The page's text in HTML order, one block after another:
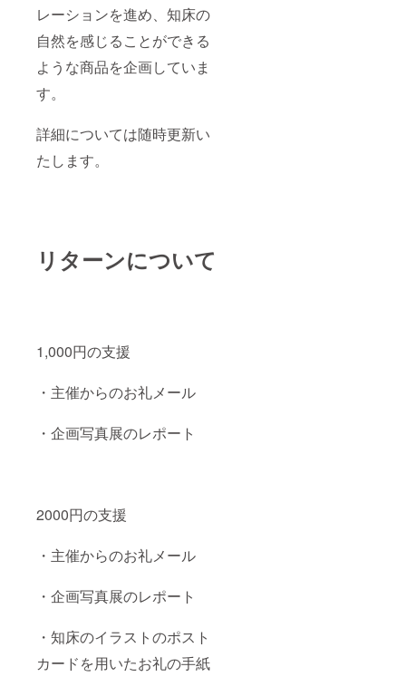
レーションを進め、知床の
自然を感じることができる
ような商品を企画していま
す。
詳細については随時更新い
たします。
リターンについて
1,000円の支援
・主催からのお礼メール
・企画写真展のレポート
2000円の支援
・主催からのお礼メール
・企画写真展のレポート
・知床のイラストのポスト
カードを用いたお礼の手紙